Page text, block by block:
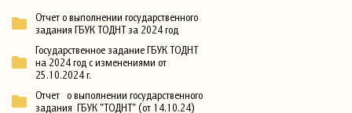
Отчет о выполнении государственного
задания ГБУК ТОДНТ за 2024 год
Государственное задание ГБУК ТОДНТ
на 2024 год с изменениями от
25.10.2024 г.
Отчет о выполнении государственного
задания ГБУК "ТОДНТ" (от 14.10.24)